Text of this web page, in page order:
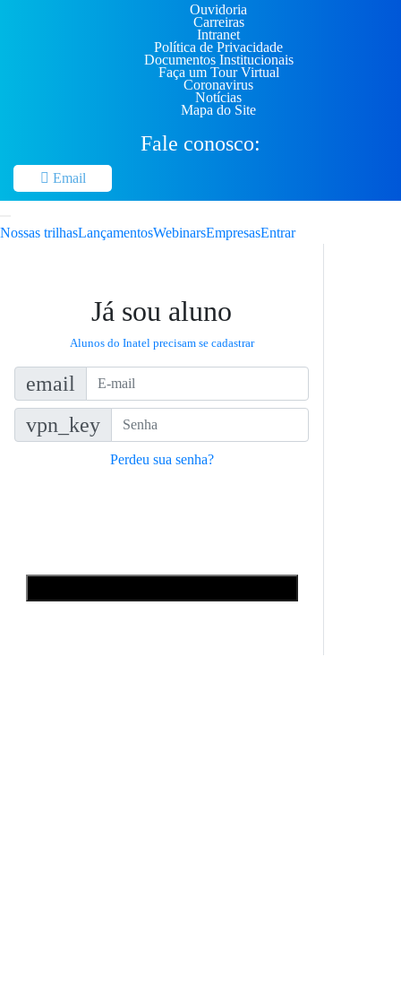
Ouvidoria
Carreiras
Intranet
Política de Privacidade
Documentos Institucionais
Faça um Tour Virtual
Coronavirus
Notícias
Mapa do Site
Fale conosco:
Email
Nossas trilhasLançamentosWebinarsEmpresasEntrar
Já sou aluno
Alunos do Inatel precisam se cadastrar
email
vpn_key
Perdeu sua senha?